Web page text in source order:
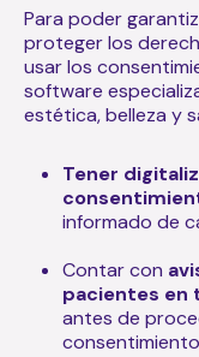
Para poder
proteger los
usar los
software
estética, belleza y
Tener
informado de
Contar con
pacientes en
antes de